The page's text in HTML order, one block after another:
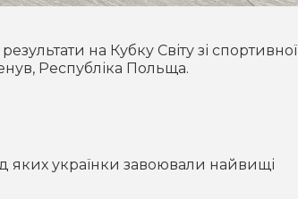
на Кубку Світу зі спортивної
Республіка Польща.
яких українки завоювали найвищі